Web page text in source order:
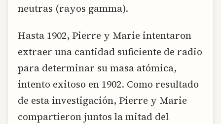
neutras (rayos gamma).
Hasta 1902, Pierre y Marie intentaron
extraer una cantidad suficiente de radio
para determinar su masa atómica,
intento exitoso en 1902. Como resultado
de esta investigación, Pierre y Marie
compartieron juntos la mitad del